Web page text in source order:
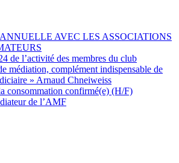
AVEC LES ASSOCIATIONS
de l’activité des membres du club
médiation, complément indispensable de
» Arnaud Chneiweiss
consommation confirmé(e) (H/F)
de l’AMF